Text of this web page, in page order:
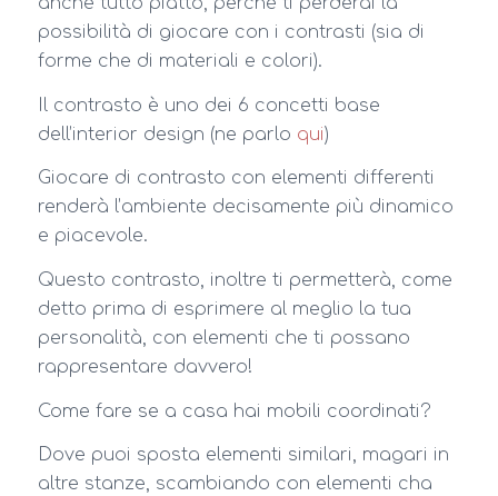
possibilità di giocare con i contrasti (sia di
forme che di materiali e colori).
Il contrasto è uno dei 6 concetti base
dell’interior design (ne parlo qui)
Giocare di contrasto con elementi differenti
renderà l’ambiente decisamente più dinamico
e piacevole.
Questo contrasto, inoltre ti permetterà, come
detto prima di esprimere al meglio la tua
personalità, con elementi che ti possano
rappresentare davvero!
Come fare se a casa hai mobili coordinati?
Dove puoi sposta elementi similari, magari in
altre stanze, scambiando con elementi cha